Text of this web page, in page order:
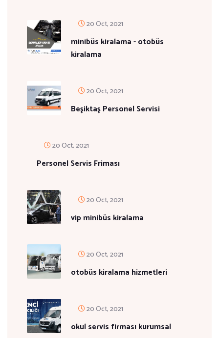
20 Oct, 2021
minibüs kiralama - otobüs
kiralama
20 Oct, 2021
Beşiktaş Personel Servisi
20 Oct, 2021
Personel Servis Friması
20 Oct, 2021
vip minibüs kiralama
20 Oct, 2021
otobüs kiralama hizmetleri
20 Oct, 2021
okul servis firması kurumsal